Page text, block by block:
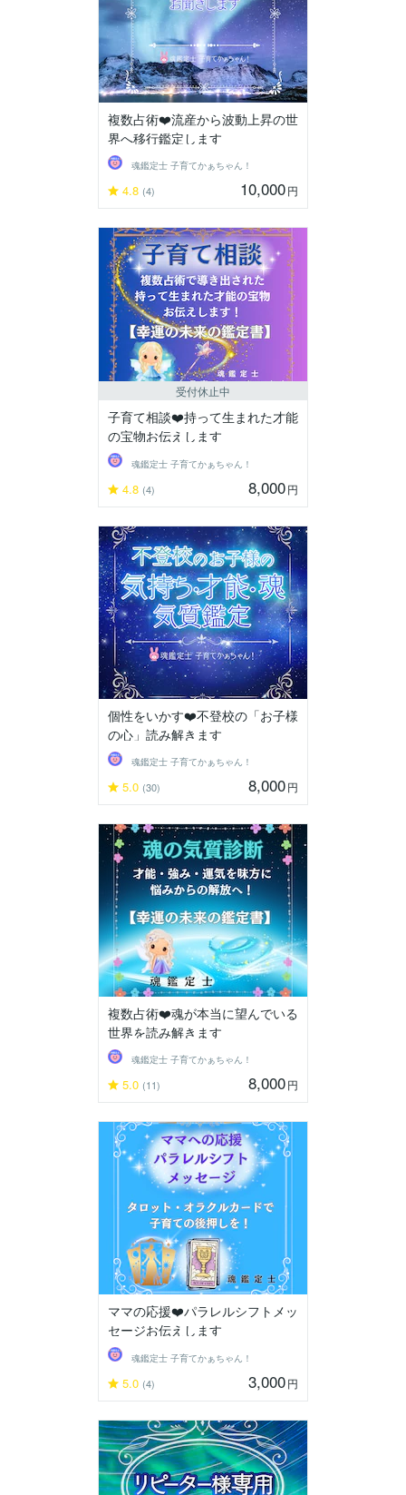
複数占術❤️流産から波動上昇の世
界へ移行鑑定します
魂鑑定士 子育てかぁちゃん！
4.8 (4) 10,000円
受付休止中
子育て相談❤️持って生まれた才能
の宝物お伝えします
魂鑑定士 子育てかぁちゃん！
4.8 (4) 8,000円
個性をいかす❤️不登校の「お子様
の心」読み解きます
魂鑑定士 子育てかぁちゃん！
5.0 (30) 8,000円
複数占術❤️魂が本当に望んでいる
世界を読み解きます
魂鑑定士 子育てかぁちゃん！
5.0 (11) 8,000円
ママの応援❤️パラレルシフトメッ
セージお伝えします
魂鑑定士 子育てかぁちゃん！
5.0 (4) 3,000円